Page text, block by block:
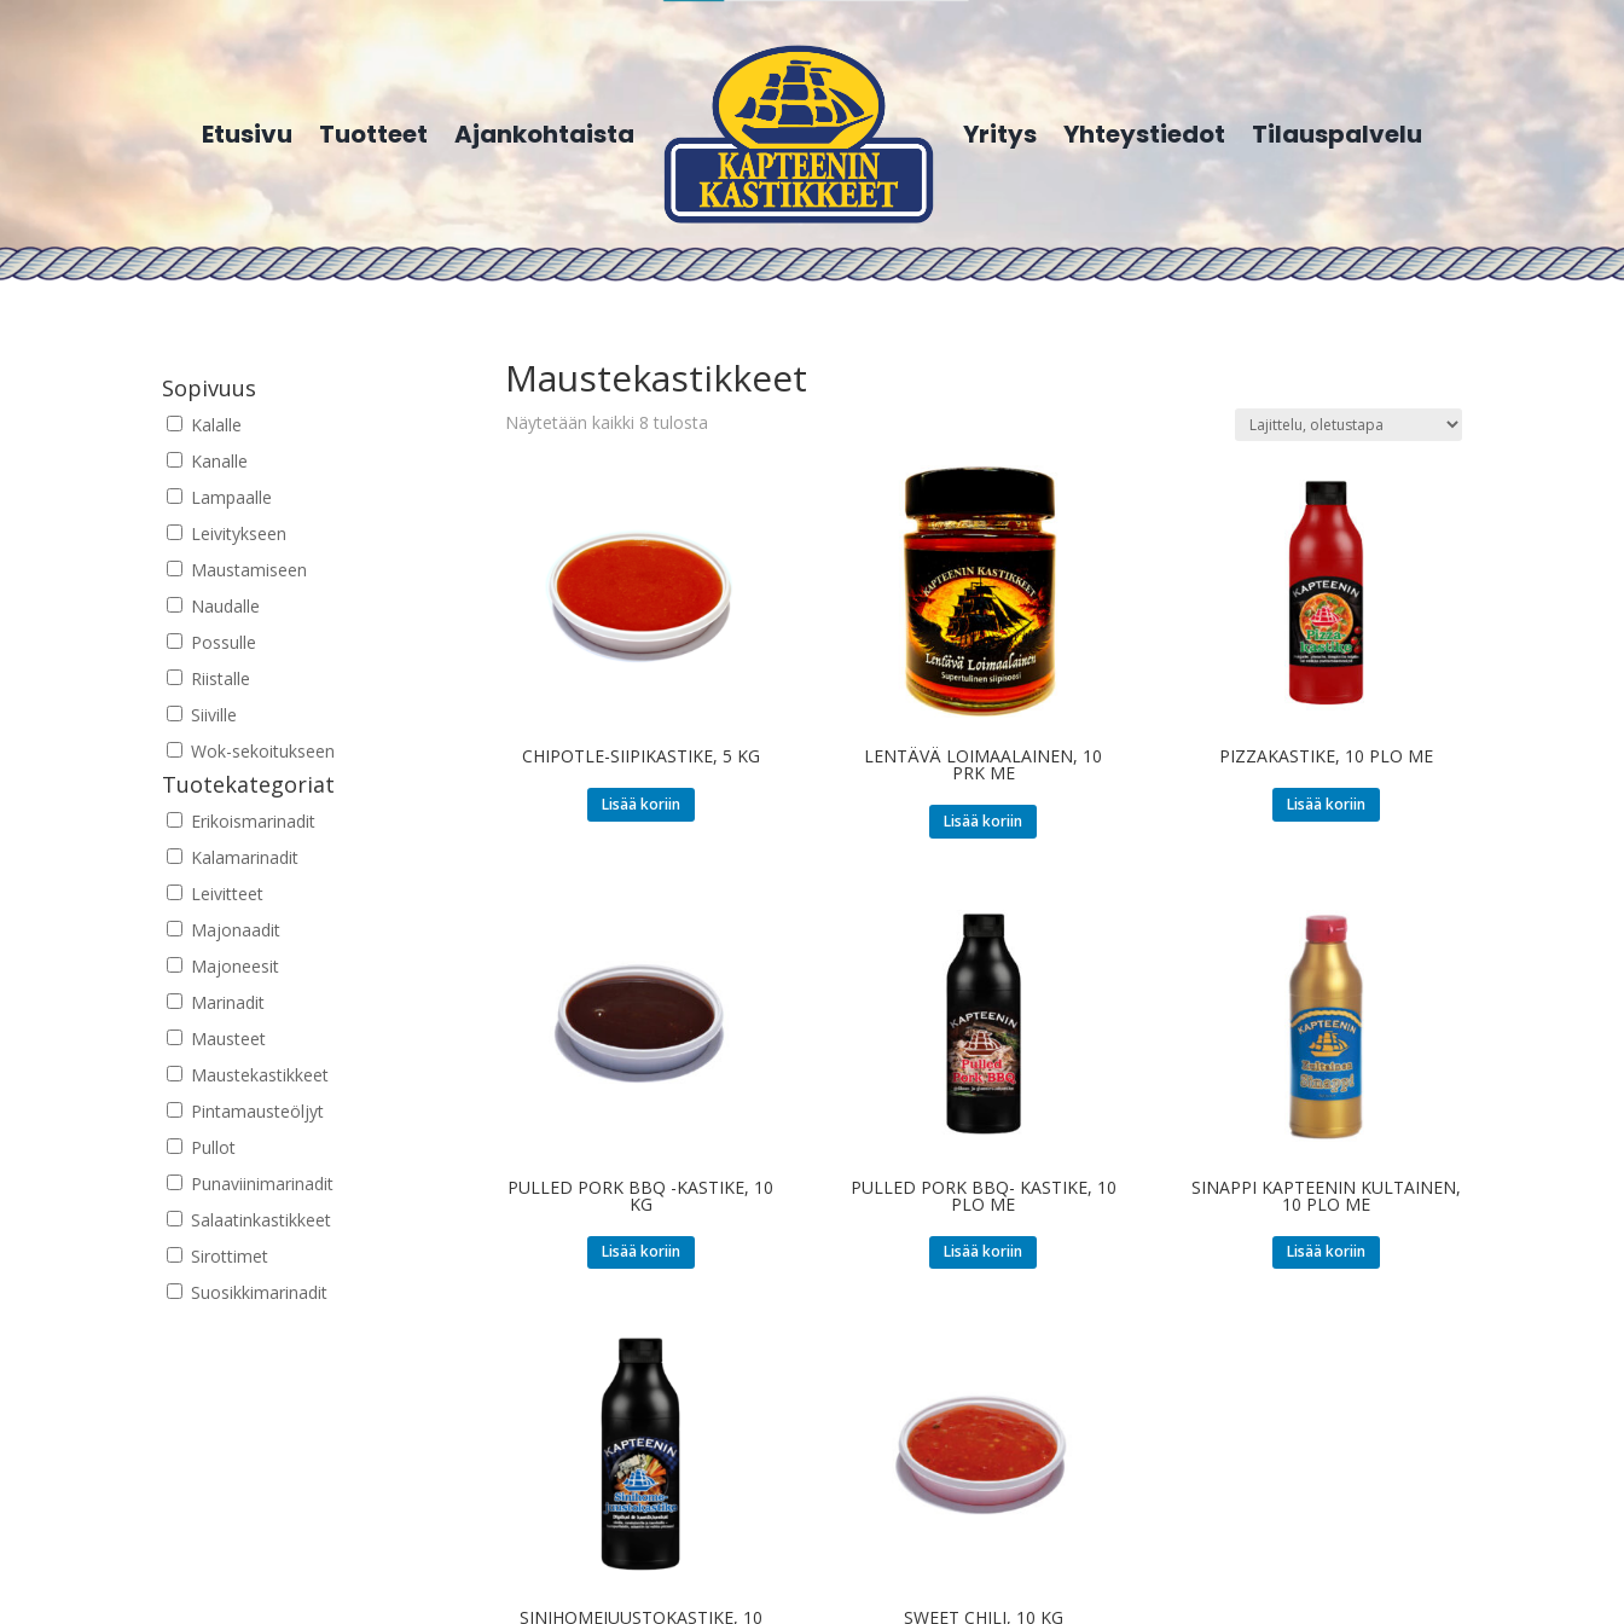
Etusivu Tuotteet Ajankohtaista Yritys Yhteystiedot Tilauspalvelu
Maustekastikkeet
Näytetään kaikki 8 tulosta
CHIPOTLE-SIIPIKASTIKE, 5 KG
Lisää koriin
LENTÄVÄ LOIMAALAINEN, 10
PRK ME
Lisää koriin
PIZZAKASTIKE, 10 PLO ME
Lisää koriin
PULLED PORK BBQ -KASTIKE, 10
KG
Lisää koriin
PULLED PORK BBQ- KASTIKE, 10
PLO ME
Lisää koriin
SINAPPI KAPTEENIN KULTAINEN,
10 PLO ME
Lisää koriin
SINIHOMEJUUSTOKASTIKE, 10 SWEET CHILI, 10 KG
Sopivuus
Kalalle
Kanalle
Lampaalle
Leivitykseen
Maustamiseen
Naudalle
Possulle
Riistalle
Siiville
Wok-sekoitukseen
Tuotekategoriat
Erikoismarinadit
Kalamarinadit
Leivitteet
Majonaadit
Majoneesit
Marinadit
Mausteet
Maustekastikkeet
Pintamausteöljyt
Pullot
Punaviinimarinadit
Salaatinkastikkeet
Sirottimet
Suosikkimarinadit